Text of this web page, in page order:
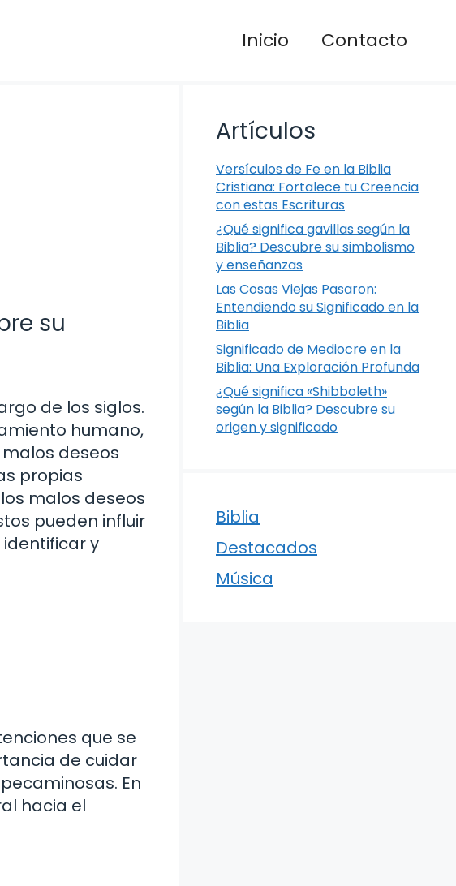
Inicio Contacto
su
de los siglos.
humano,
deseos
propias
malos deseos
pueden influir
y
que se
de cuidar
En
hacia el
Artículos
Versículos de Fe en la Biblia
Cristiana: Fortalece tu Creencia
con estas Escrituras
¿Qué significa gavillas según la
Biblia? Descubre su simbolismo
y enseñanzas
Las Cosas Viejas Pasaron:
Entendiendo su Significado en la
Biblia
Significado de Mediocre en la
Biblia: Una Exploración Profunda
¿Qué significa «Shibboleth»
según la Biblia? Descubre su
origen y significado
Biblia
Destacados
Música